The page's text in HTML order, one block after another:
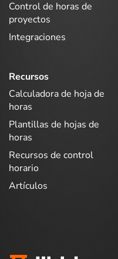
Control de horas de
proyectos
Integraciones
Recursos
Calculadora de hoja de
horas
Plantillas de hojas de
horas
Recursos de control
horario
Artículos